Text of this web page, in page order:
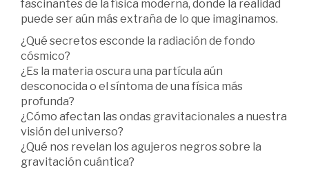
fascinantes de la física moderna, donde la realidad
puede ser aún más extraña de lo que imaginamos.
¿Qué secretos esconde la radiación de fondo
cósmico?
¿Es la materia oscura una partícula aún
desconocida o el síntoma de una física más
profunda?
¿Cómo afectan las ondas gravitacionales a nuestra
visión del universo?
¿Qué nos revelan los agujeros negros sobre la
gravitación cuántica?